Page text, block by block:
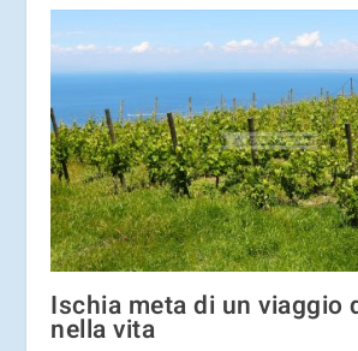
Ischia meta di un viaggio
nella vita